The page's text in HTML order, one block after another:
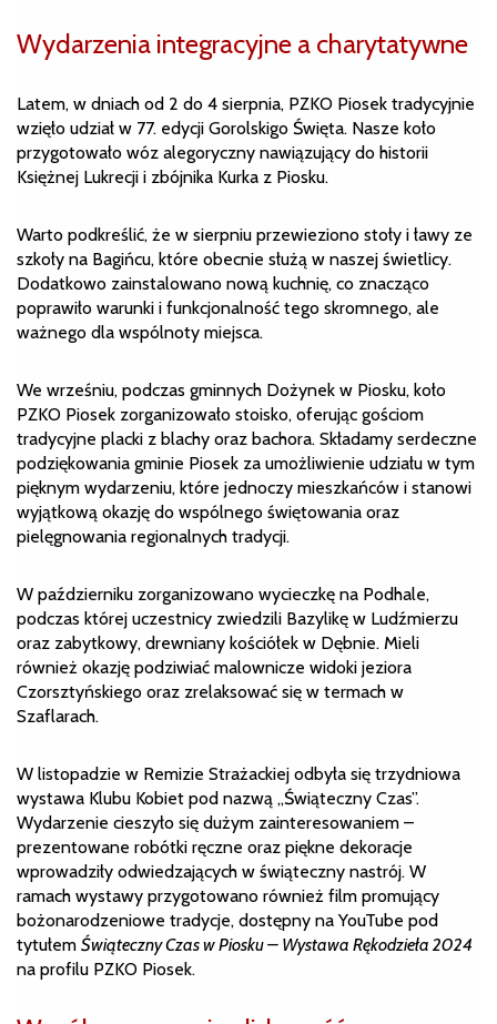
Wydarzenia integracyjne a charytatywne
Latem, w dniach od 2 do 4 sierpnia, PZKO Piosek tradycyjnie
wzięło udział w 77. edycji Gorolskigo Święta. Nasze koło
przygotowało wóz alegoryczny nawiązujący do historii
Księżnej Lukrecji i zbójnika Kurka z Piosku.
Warto podkreślić, że w sierpniu przewieziono stoły i ławy ze
szkoły na Bagińcu, które obecnie służą w naszej świetlicy.
Dodatkowo zainstalowano nową kuchnię, co znacząco
poprawiło warunki i funkcjonalność tego skromnego, ale
ważnego dla wspólnoty miejsca.
We wrześniu, podczas gminnych Dożynek w Piosku, koło
PZKO Piosek zorganizowało stoisko, oferując gościom
tradycyjne placki z blachy oraz bachora. Składamy serdeczne
podziękowania gminie Piosek za umożliwienie udziału w tym
pięknym wydarzeniu, które jednoczy mieszkańców i stanowi
wyjątkową okazję do wspólnego świętowania oraz
pielęgnowania regionalnych tradycji.
W październiku zorganizowano wycieczkę na Podhale,
podczas której uczestnicy zwiedzili Bazylikę w Ludźmierzu
oraz zabytkowy, drewniany kościółek w Dębnie. Mieli
również okazję podziwiać malownicze widoki jeziora
Czorsztyńskiego oraz zrelaksować się w termach w
Szaflarach.
W listopadzie w Remizie Strażackiej odbyła się trzydniowa
wystawa Klubu Kobiet pod nazwą „Świąteczny Czas”.
Wydarzenie cieszyło się dużym zainteresowaniem –
prezentowane robótki ręczne oraz piękne dekoracje
wprowadziły odwiedzających w świąteczny nastrój. W
ramach wystawy przygotowano również film promujący
bożonarodzeniowe tradycje, dostępny na YouTube pod
tytułem Świąteczny Czas w Piosku – Wystawa Rękodzieła 2024
na profilu PZKO Piosek.